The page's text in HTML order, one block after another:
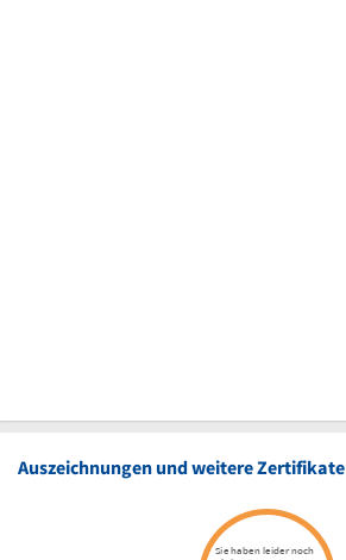
Auszeichnungen und weitere Zertifikate